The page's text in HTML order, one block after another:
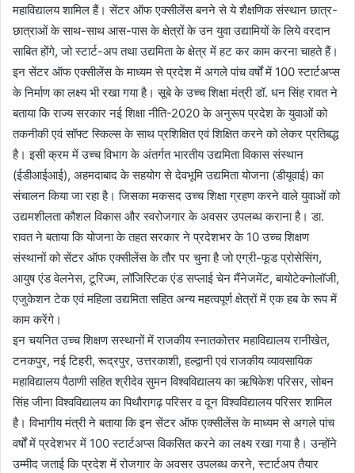
महाविद्यालय शामिल हैं। सेंटर ऑफ एक्सीलेंस बनने से ये शैक्षणिक संस्थान छात्र-
छात्राओं के साथ-साथ आस-पास के क्षेत्रों के उन युवा उद्यामियों के लिये वरदान
साबित होंगे, जो स्टार्ट-अप तथा उद्यमिता के क्षेत्र में हट कर काम करना चाहते हैं।
इन सेंटर ऑफ एक्सीलेंस के माध्यम से प्रदेश में अगले पांच वर्षों में 100 स्टार्टअप्स
के निर्माण का लक्ष्य भी रखा गया है। सूबे के उच्च शिक्षा मंत्री डॉ. धन सिंह रावत ने
बताया कि राज्य सरकार नई शिक्षा नीति-2020 के अनुरूप प्रदेश के युवाओं को
तकनीकी एवं सॉफ्ट स्किल्स के साथ प्रशिक्षित एवं शिक्षित करने को लेकर प्रतिबद्ध
है। इसी क्रम में उच्च विभाग के अंतर्गत भारतीय उद्यमिता विकास संस्थान
(ईडीआईआई), अहमदाबाद के सहयोग से देवभूमि उद्यमिता योजना (डीयूवाई) का
संचालन किया जा रहा है। जिसका मकसद उच्च शिक्षा ग्रहण करने वाले युवाओं को
उद्यमशीलता कौशल विकास और स्वरोजगार के अवसर उपलब्ध कराना है। डा.
रावत ने बताया कि योजना के तहत सरकार ने प्रदेशभर के 10 उच्च शिक्षण
संस्थानों को सेंटर ऑफ एक्सीलेंस के तौर पर चुना है जो एग्री-फूड प्रोसेसिंग,
आयुष एंड वेलनेस, टूरिज्म, लॉजिस्टिक एंड सप्लाई चेन मैंनेजमेंट, बायोटेक्नोलॉजी,
एजुकेशन टेक एवं महिला उद्यमिता सहित अन्य महत्वपूर्ण क्षेत्रों में एक हब के रूप में
काम करेंगे।
इन चयनित उच्च शिक्षण सस्थानों में राजकीय स्नातकोत्तर महाविद्यालय रानीखेत,
टनकपुर, नई टिहरी, रूद्रपुर, उत्तरकाशी, हल्द्वानी एवं राजकीय व्यावसायिक
महाविद्यालय पैठाणी सहित श्रीदेव सुमन विश्वविद्यालय का ऋषिकेश परिसर, सोबन
सिंह जीना विश्वविद्यालय का पिथौरागढ़ परिसर व दून विश्वविद्यालय परिसर शामिल
है। विभागीय मंत्री ने बताया कि इन सेंटर ऑफ एक्सीलेंस के माध्यम से अगले पांच
वर्षों में प्रदेशभर में 100 स्टार्टअप्स विकसित करने का लक्ष्य रखा गया है। उन्होंने
उम्मीद जताई कि प्रदेश में रोजगार के अवसर उपलब्ध करने, स्टार्टअप तैयार